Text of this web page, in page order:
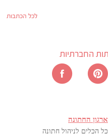
לכל הכתבות
החברתיות
ארגון החתונה
כל הכלים לניהול חתונה